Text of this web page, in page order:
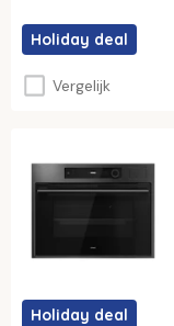
Holiday deal
Vergelijk
Holiday deal